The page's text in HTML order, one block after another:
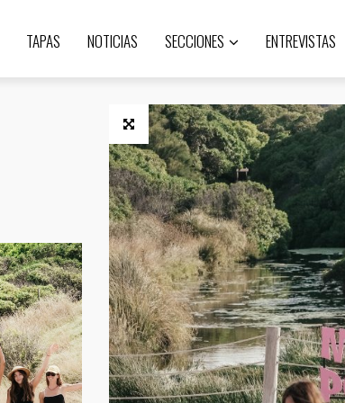
TAPAS NOTICIAS SECCIONES ENTREVISTAS